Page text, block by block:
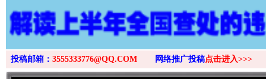
投稿邮箱： 3555333776@QQ.COM 网络推广投稿点击进入>>>